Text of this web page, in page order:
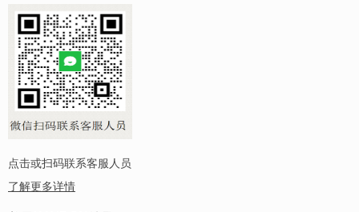
点击或扫码联系客服人员
了解更多详情